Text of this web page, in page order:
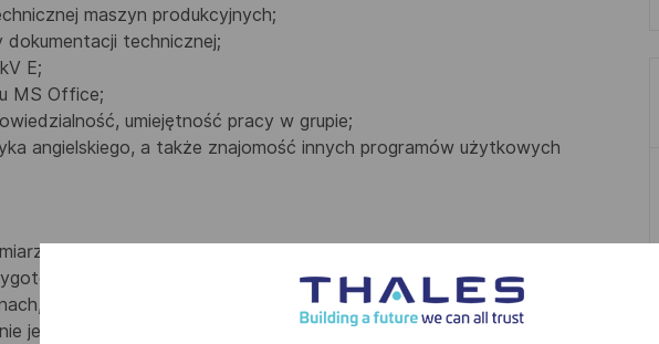
maszyn produkcyjnych;
technicznej;
E;
MS Office;
umiejętność pracy w grupie;
angielskiego, a także znajomość innych programów użytkowych
czasu pracy;
do samodzielnej pracy;
co umożliwi Ci godzenie obowiązków zawodowych z prywatnymi
jeden dzień wolnego, dwie zmiany nocne, trzy dni wolnego);